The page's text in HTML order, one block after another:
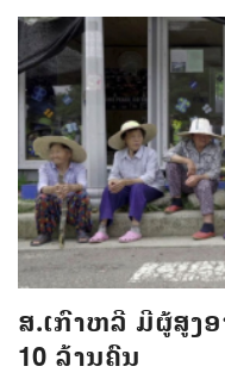
ສ.ເກົາຫລີ ມີຜູ້ສູງ
10 ລ້ານຄົນ